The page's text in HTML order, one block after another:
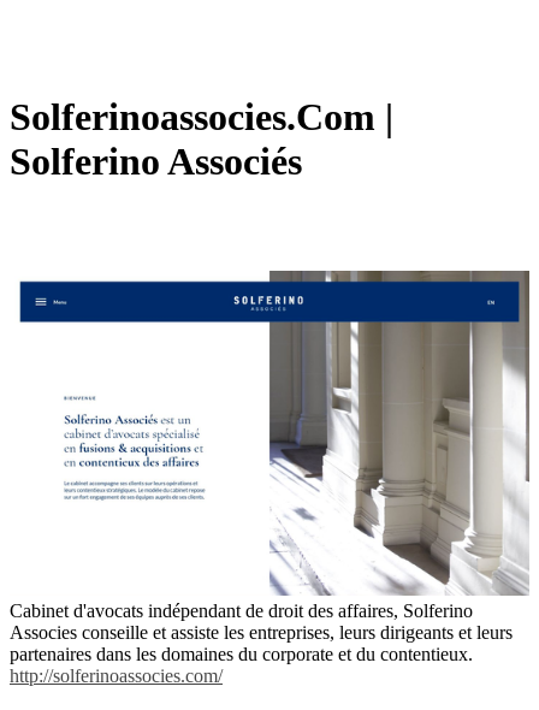
Solferinoassocies.Com |
Solferino Associés
Cabinet d'avocats indépendant de droit des affaires, Solferino
Associes conseille et assiste les entreprises, leurs dirigeants et leurs
partenaires dans les domaines du corporate et du contentieux.
http://solferinoassocies.com/